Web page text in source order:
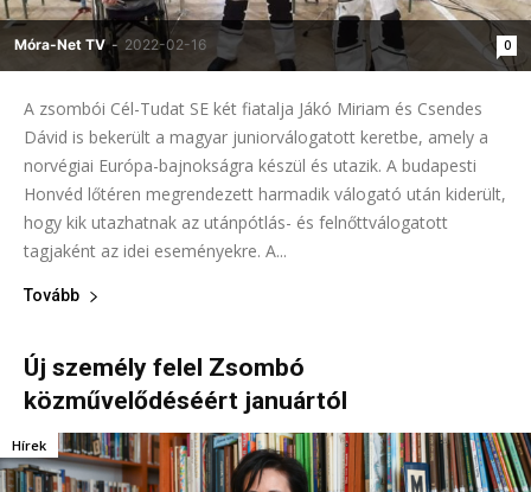
Móra-Net TV - 2022-02-16 0
A zsombói Cél-Tudat SE két fiatalja Jákó Miriam és Csendes
Dávid is bekerült a magyar juniorválogatott keretbe, amely a
norvégiai Európa-bajnokságra készül és utazik. A budapesti
Honvéd lőtéren megrendezett harmadik vá­logató után kiderült,
hogy kik utazhatnak az utánpótlás- és felnőttválogatott
tagjaként az idei eseményekre. A...
Tovább
Új személy felel Zsombó
közművelődéséért januártól
Hírek